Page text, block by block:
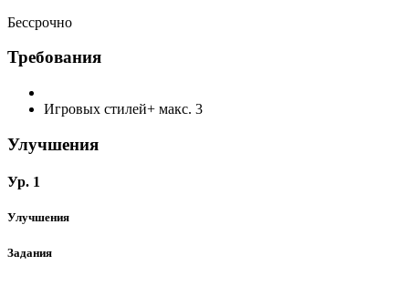
Бессрочно
Требования
Игровых стилей+ макс. 3
Улучшения
Ур. 1
Улучшения
Задания